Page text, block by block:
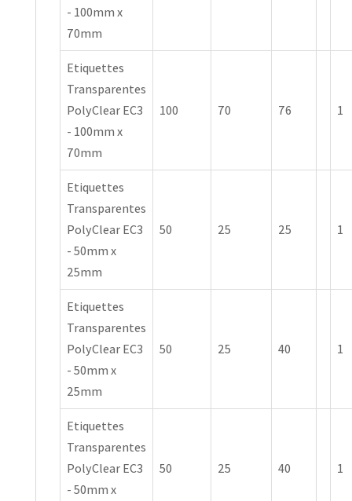
- 100mm x
70mm
Etiquettes
Transparentes
PolyClear EC3
- 100mm x
70mm
100 70 76 1
Etiquettes
Transparentes
PolyClear EC3
- 50mm x
25mm
50 25 25 1
Etiquettes
Transparentes
PolyClear EC3
- 50mm x
25mm
50 25 40 1
Etiquettes
Transparentes
PolyClear EC3
- 50mm x
50 25 40 1